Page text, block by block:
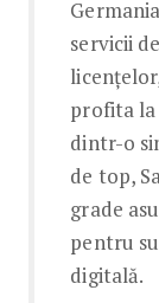
servicii
profita la
dintr-o
de top,
grade
pentru
digitală.